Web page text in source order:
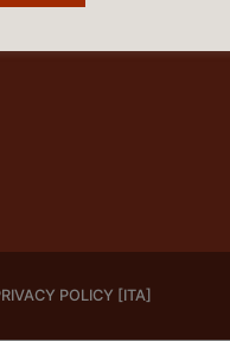
POLICY [ITA]